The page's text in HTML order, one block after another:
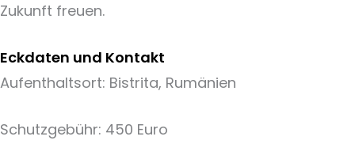
Zukunft freuen.
Eckdaten und Kontakt
Aufenthaltsort: Bistrita, Rumänien
Schutzgebühr: 450 Euro